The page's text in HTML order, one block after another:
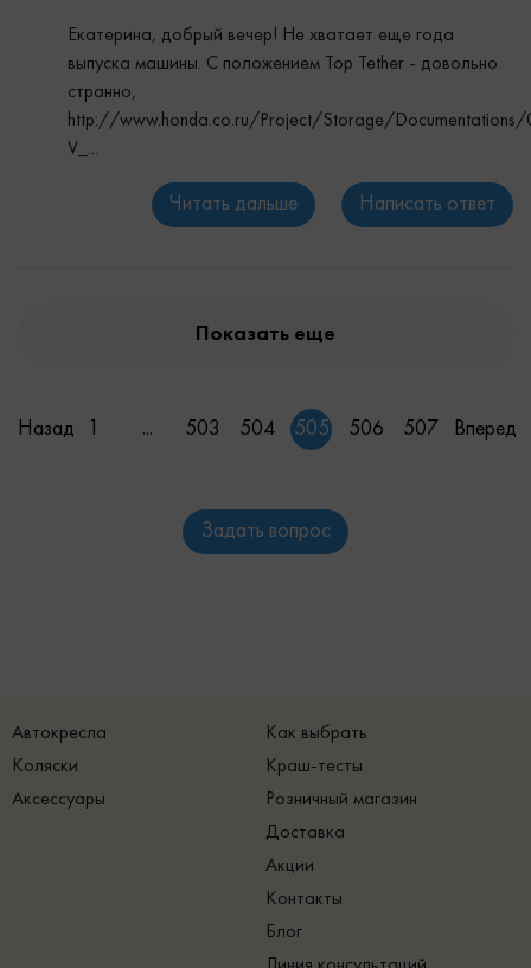
Екатерина, добрый вечер! Не хватает еще года
выпуска машины. С положением Top Tether - довольно
странно,
http://www.honda.co.ru/Project/Storage/
V_...
Читать дальше Написать ответ
Показать еще
Назад ... 503 504 505 506 507 Вперед
Задать вопрос
Автокресла
Коляски
Аксессуары
Как выбрать
Краш-тесты
Розничный магазин
Доставка
Акции
Контакты
Блог